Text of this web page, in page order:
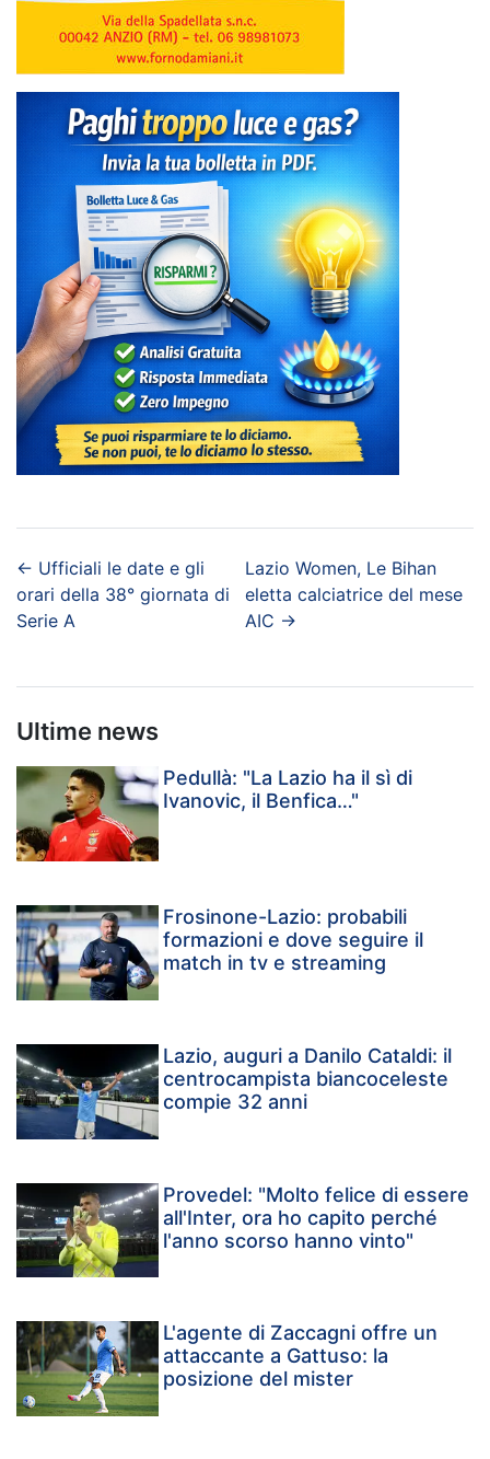
← Ufficiali le date e gli
orari della 38° giornata di
Serie A
Lazio Women, Le Bihan
eletta calciatrice del mese
AIC →
Ultime news
Pedullà: "La Lazio ha il sì di
Ivanovic, il Benfica…"
Frosinone-Lazio: probabili
formazioni e dove seguire il
match in tv e streaming
Lazio, auguri a Danilo Cataldi: il
centrocampista biancoceleste
compie 32 anni
Provedel: "Molto felice di essere
all'Inter, ora ho capito perché
l'anno scorso hanno vinto"
L'agente di Zaccagni offre un
attaccante a Gattuso: la
posizione del mister